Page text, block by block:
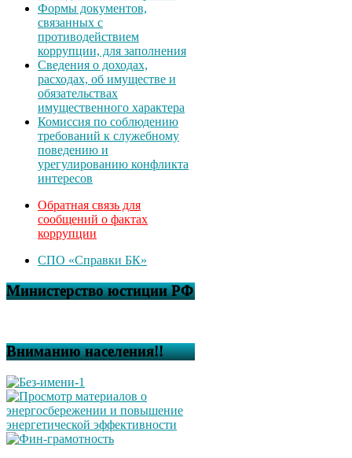
Формы документов,
связанных с
противодействием
коррупции, для заполнения
Сведения о доходах,
расходах, об имуществе и
обязательствах
имущественного характера
Комиссия по соблюдению
требований к служебному
поведению и
урегулированию конфликта
интересов
Обратная связь для
сообщений о фактах
коррупции
СПО «Справки БК»
Министерство юстиции РФ
Вниманию населения!!